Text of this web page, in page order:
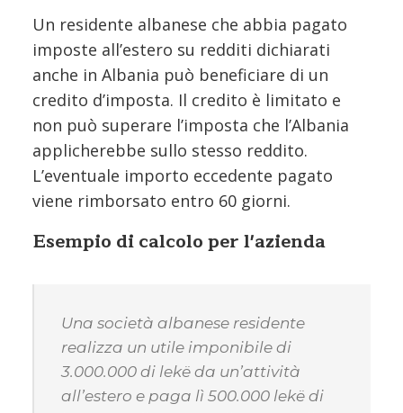
Un residente albanese che abbia pagato
imposte all’estero su redditi dichiarati
anche in Albania può beneficiare di un
credito d’imposta. Il credito è limitato e
non può superare l’imposta che l’Albania
applicherebbe sullo stesso reddito.
L’eventuale importo eccedente pagato
viene rimborsato entro 60 giorni.
Esempio di calcolo per l'azienda
Una società albanese residente
realizza un utile imponibile di
3.000.000 di lekë da un’attività
all’estero e paga lì 500.000 lekë di